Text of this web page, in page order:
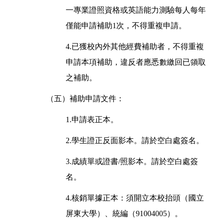
一專業證照資格或英語能力測驗每人每年
僅能申請補助1次，不得重複申請。
4.已獲校內外其他經費補助者，不得重複
申請本項補助，違反者應悉數繳回已領取
之補助。
（五）補助申請文件：
1.申請表正本。
2.學生證正反面影本。請於空白處簽名。
3.成績單或證書/照影本。請於空白處簽
名。
4.核銷單據正本：須開立本校抬頭（國立
屏東大學）、統編（91004005）。